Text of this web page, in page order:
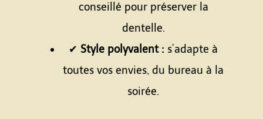
conseillé pour préserver la
dentelle.
✔ Style polyvalent : s’adapte à
toutes vos envies, du bureau à la
soirée.